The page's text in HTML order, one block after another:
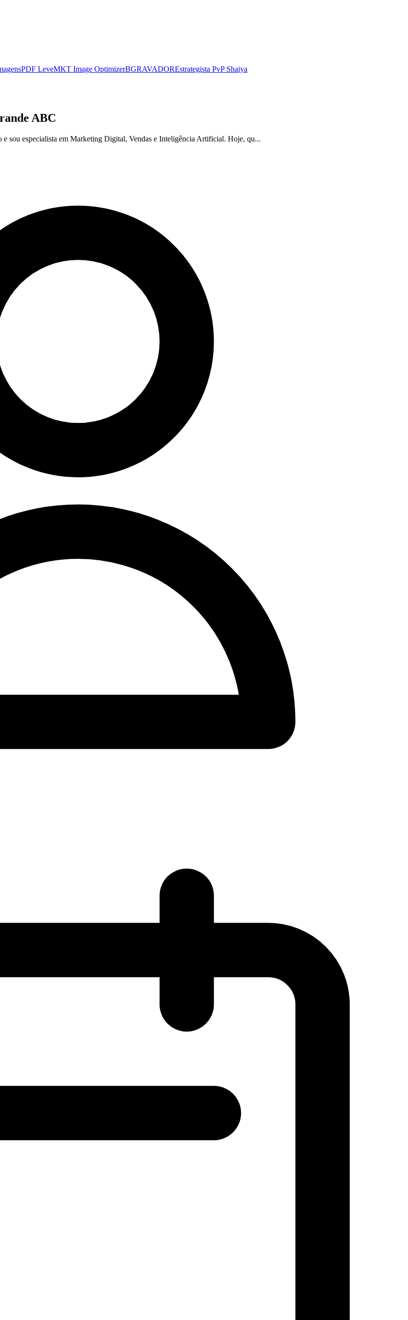
PDF LeveMKT Image OptimizerBGRAVADOREstrategista PvP Shaiya
ABC
sou especialista em Marketing Digital, Vendas e Inteligência Artificial. Hoje, qu...